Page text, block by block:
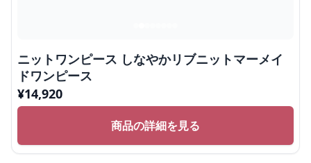
ニットワンピース しなやかリブニットマーメイ
ドワンピース
¥14,920
商品の詳細を見る